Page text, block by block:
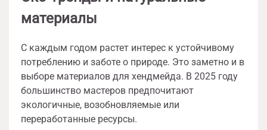
материалы
С каждым годом растет интерес к устойчивому
потреблению и заботе о природе. Это заметно и в
выборе материалов для хендмейда. В 2025 году
большинство мастеров предпочитают
экологичные, возобновляемые или
переработанные ресурсы.